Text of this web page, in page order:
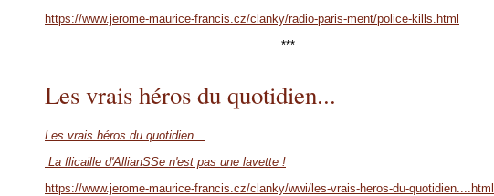
https://www.jerome-maurice-francis.cz/clanky/radio-paris-ment/police-kills.html
***
Les vrais héros du quotidien...
Les vrais héros du quotidien...
La flicaille d'AllianSSe n'est pas une lavette !
https://www.jerome-maurice-francis.cz/clanky/wwi/les-vrais-heros-du-quotidien....html